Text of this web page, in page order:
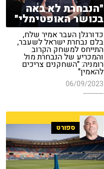
"הנבחרת לא באה
בכושר האופטימלי"
כדורגלן העבר אמיר שלח,
בלם נבחרת ישראל לשעבר,
התייחס למשחק הקרוב
והמכריע של הנבחרת מול
רומניה: "השחקנים צריכים
להאמין"
06/09/2023
ספורט